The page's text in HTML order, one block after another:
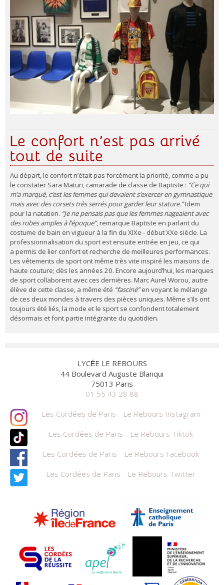
Le confort n’est pas arrivé
tout de suite
Au départ, le confort n’était pas forcément la priorité, comme a pu
le constater Sara Maturi, camarade de classe de Baptiste : “Ce qui
m’a marqué, c’est les femmes qui devaient s’exercer en gymnastique
mais avec des corsets très serrés pour garder leur stature.”Idem
pour la natation. “Je ne pensais pas que les femmes nageaient avec
des robes amples à l’époque”, remarque Baptiste en parlant du
costume de bain en vigueur à la fin du XIXe - début XXe siècle. La
professionnalisation du sport est ensuite entrée en jeu, ce qui
a permis de lier confort et recherche de meilleures performances.
Les vêtements de sport ont même très vite inspiré les maisons de
haute couture; dès les années 20. Encore aujourd’hui, les marques
de sport collaborent avec ces dernières. Marc Aurel Worou, autre
élève de cette classe, a même été “fasciné”en voyant le mélange
de ces deux mondes à travers des pièces uniques. Même s’ils ont
toujours été liés, la mode et le sport se confondent totalement
désormais et font partie intégrante du quotidien.
LYCÉE LE REBOURS
44 Boulevard Auguste Blanqui
75013 Paris
01 55 43 28 88
Les Cordées de Paris - Le Rebours Instagram
Les Cordées de Paris - Le Rebours Tiktok
Les Cordées de Paris - Le Rebours Facebook
Les Cordées de Paris - Le Rebours Twitter